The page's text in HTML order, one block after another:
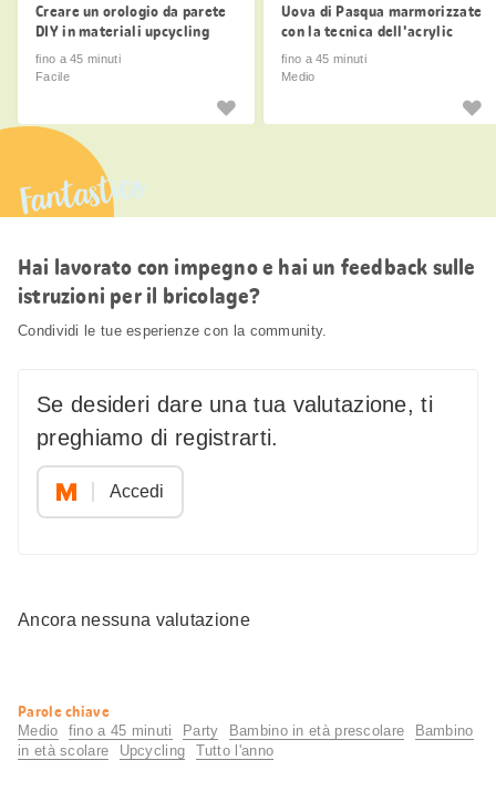
Creare un orologio da parete
DIY in materiali upcycling
fino a 45 minuti
Facile
Uova di Pasqua marmorizzate
con la tecnica dell'acrylic
pouring
fino a 45 minuti
Medio
Fantastico
Hai lavorato con impegno e hai un feedback sulle
istruzioni per il bricolage?
Condividi le tue esperienze con la community.
Se desideri dare una tua valutazione, ti
preghiamo di registrarti.
Accedi
Ancora nessuna valutazione
Informazioni
utili
Parole chiave
Medio fino a 45 minuti Party Bambino in età prescolare
Bambino
in età scolare
Upcycling Tutto l'anno